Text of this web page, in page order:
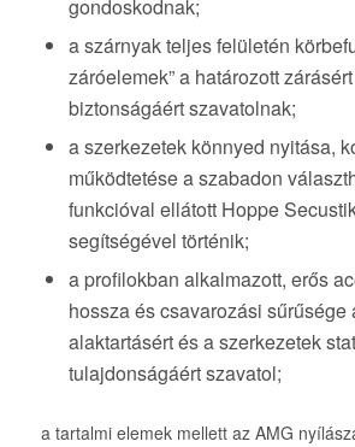
gondoskodnak;
a szárnyak teljes felületén
záróelemek” a határozott
biztonságáért szavatolnak;
a szerkezetek könnyed nyitása,
működtetése a szabadon
funkcióval ellátott Hoppe
segítségével történik;
a profilokban alkalmazott, erős
hossza és csavarozási sűrűsége
alaktartásért és a szerkezetek
tulajdonságáért szavatol;
a tartalmi elemek mellett az AMG